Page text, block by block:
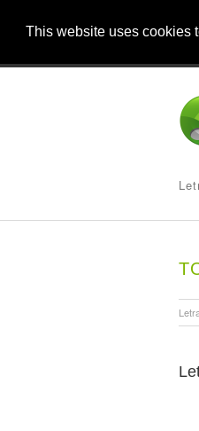
This website uses cookies